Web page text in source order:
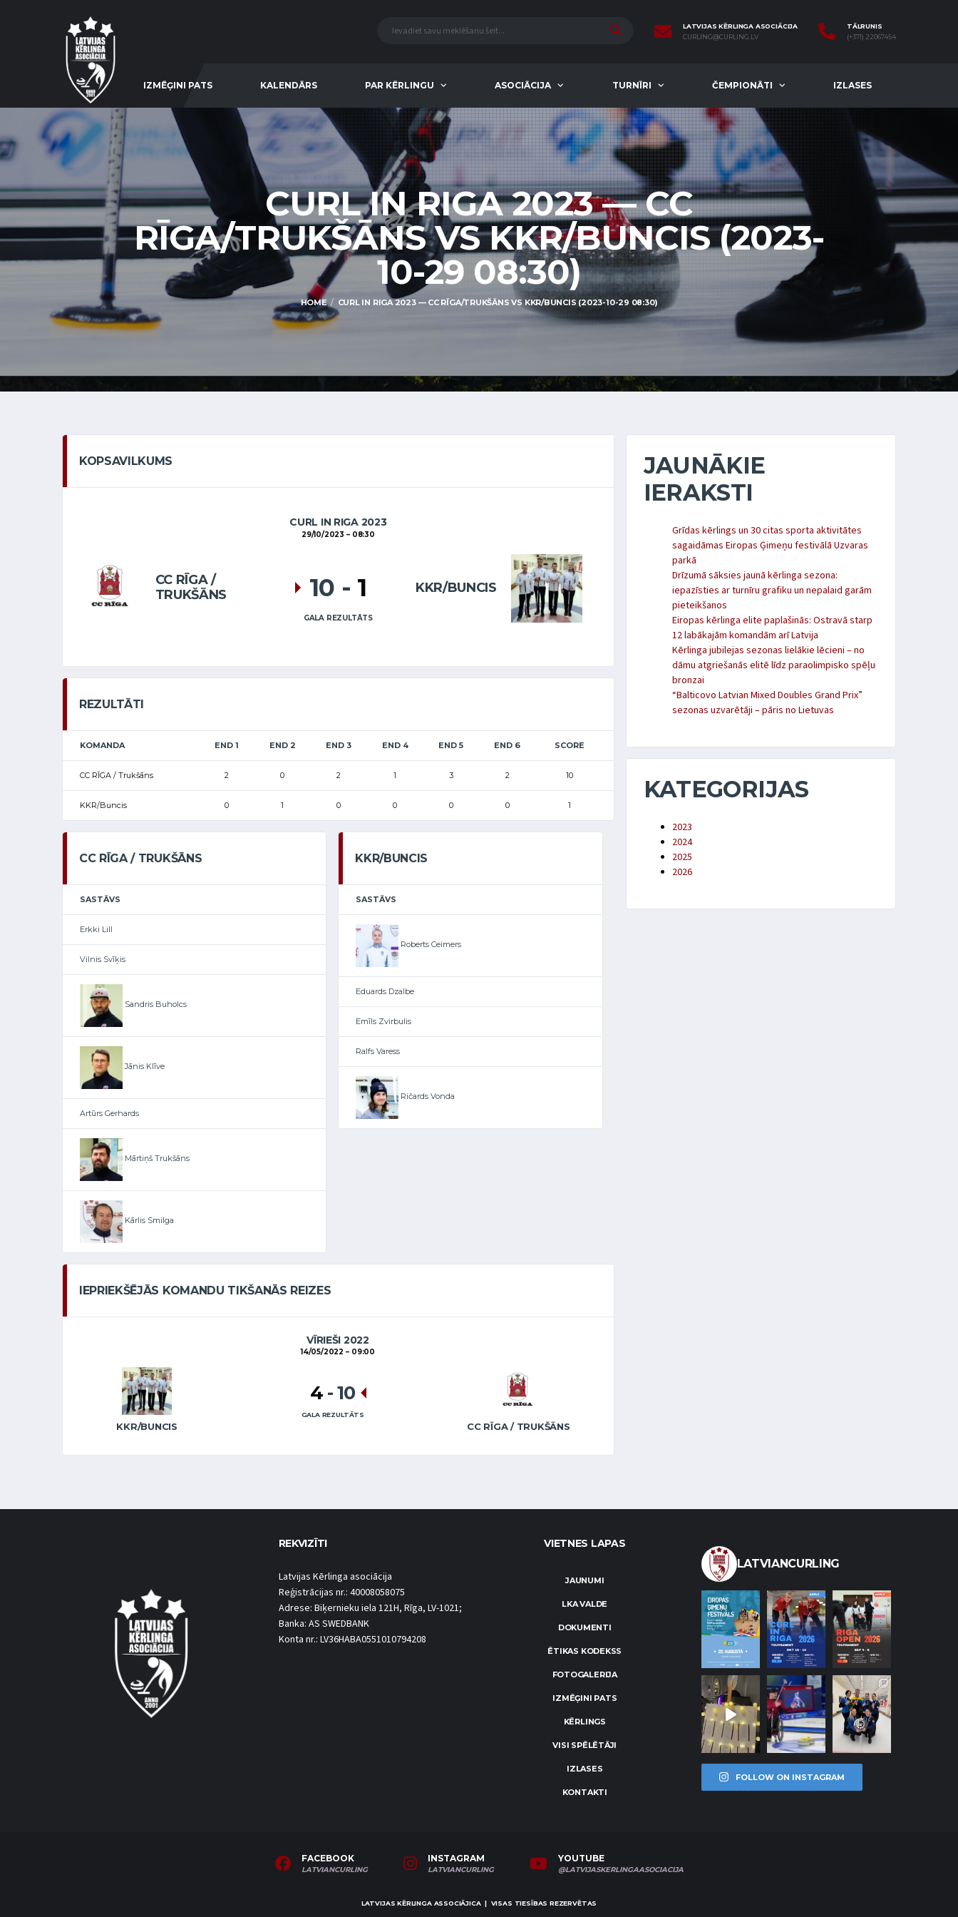
LATVIJAS KĒRLINGA ASOCIĀCIJA
CURLING@CURLING.LV
TĀLRUNIS
(+371) 22067454
IZMĒĢINI PATS KALENDĀRS PAR KĒRLINGU ASOCIĀCIJA TURNĪRI ČEMPIONĀTI IZLASES
CURL IN RIGA 2023 — CC
RĪGA/TRUKŠĀNS VS KKR/BUNCIS (2023-
10-29 08:30)
HOME CURL IN RIGA 2023 — CC RĪGA/TRUKŠĀNS VS KKR/BUNCIS (2023-10-29 08:30)
KOPSAVILKUMS
CURL IN RIGA 2023
29/10/2023 08:30
CC RĪGA /
TRUKŠĀNS
KKR/BUNCIS
10 - 1
GALA REZULTĀTS
REZULTĀTI
KOMANDA END 1 END 2 END 3 END 4 END 5 END 6 SCORE
CC RĪGA / Trukšāns 2 0 2 1 3 2 10
KKR/Buncis 0 1 0 0 0 0 1
CC RĪGA / TRUKŠĀNS
SASTĀVS
Erkki Lill
Vilnis Svīķis
Sandris Buholcs
Jānis Klīve
Artūrs Gerhards
Mārtiņš Trukšāns
Kārlis Smilga
KKR/BUNCIS
SASTĀVS
Roberts Ceimers
Eduards Dzalbe
Emīls Zvirbulis
Ralfs Varess
Ričards Vonda
IEPRIEKŠĒJĀS KOMANDU TIKŠANĀS REIZES
VĪRIEŠI 2022
14/05/2022 09:00
KKR/BUNCIS CC RĪGA / TRUKŠĀNS
4 -10
GALA REZULTĀTS
JAUNĀKIE
IERAKSTI
Grīdas kērlings un 30 citas sporta aktivitātes
sagaidāmas Eiropas Ģimeņu festivālā Uzvaras
parkā
Drīzumā sāksies jaunā kērlinga sezona:
iepazīsties ar turnīru grafiku un nepalaid garām
pieteikšanos
Eiropas kērlinga elite paplašinās: Ostravā starp
12 labākajām komandām arī Latvija
Kērlinga jubilejas sezonas lielākie lēcieni – no
dāmu atgriešanās elitē līdz paraolimpisko spēļu
bronzai
“Balticovo Latvian Mixed Doubles Grand Prix”
sezonas uzvarētāji – pāris no Lietuvas
KATEGORIJAS
2023
2024
2025
2026
REKVIZĪTI
Latvijas Kērlinga asociācija
Reģistrācijas nr.: 40008058075
Adrese: Biķernieku iela 121H, Rīga, LV-1021;
Banka: AS SWEDBANK
Konta nr.: LV36HABA0551010794208
VIETNES LAPAS
JAUNUMI
LKA VALDE
DOKUMENTI
ĒTIKAS KODEKSS
FOTOGALERIJA
IZMĒĢINI PATS
KĒRLINGS
VISI SPĒLĒTĀJI
IZLASES
KONTAKTI
LATVIANCURLING
FOLLOW ON INSTAGRAM
FACEBOOK
LATVIANCURLING
INSTAGRAM
LATVIANCURLING
YOUTUBE
@LATVIJASKERLINGAASOCIACIJA
LATVIJAS KĒRLINGA ASSOCIĀJICA | VISAS TIESĪBAS REZERVĒTAS